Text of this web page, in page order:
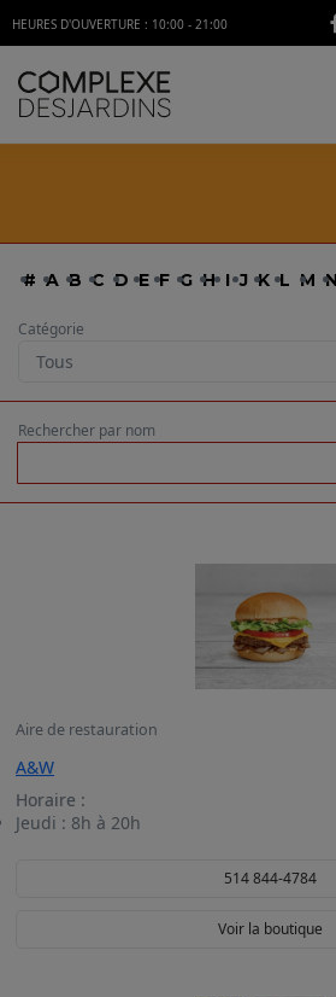
HEURES D'OUVERTURE : 10:00 - 21:00
# A B C D E F G H I J K L M N
Catégorie
Rechercher par nom
Aire de restauration
A&W
Horaire :
Jeudi : 8h à 20h
514 844-4784
Voir la boutique